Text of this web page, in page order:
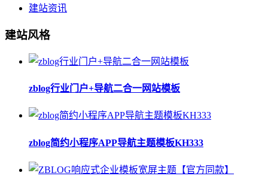
建站资讯
建站风格
zblog行业门户+导航二合一网站模板
zblog简约小程序APP导航主题模板KH333